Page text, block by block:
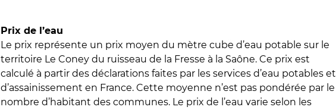
Prix de l’eau
Le prix représente un prix moyen du mètre cube d’eau potable sur le
territoire Le Coney du ruisseau de la Fresse à la Saône. Ce prix est
calculé à partir des déclarations faites par les services d’eau potables et
d’assainissement en France. Cette moyenne n’est pas pondérée par le
nombre d’habitant des communes. Le prix de l’eau varie selon les